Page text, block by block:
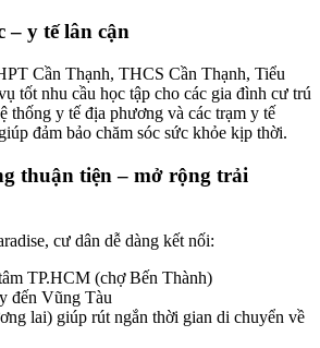
– y tế lân cận
Cần Thạnh, THCS Cần Thạnh, Tiểu
tốt nhu cầu học tập cho các gia đình cư trú
thống y tế địa phương và các trạm y tế
đảm bảo chăm sóc sức khỏe kịp thời.
thuận tiện – mở rộng trải
cư dân dễ dàng kết nối:
TP.HCM (chợ Bến Thành)
đến Vũng Tàu
lai) giúp rút ngắn thời gian di chuyển về